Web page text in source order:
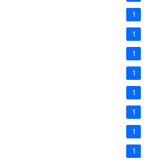
1
1
1
1
1
1
1
1